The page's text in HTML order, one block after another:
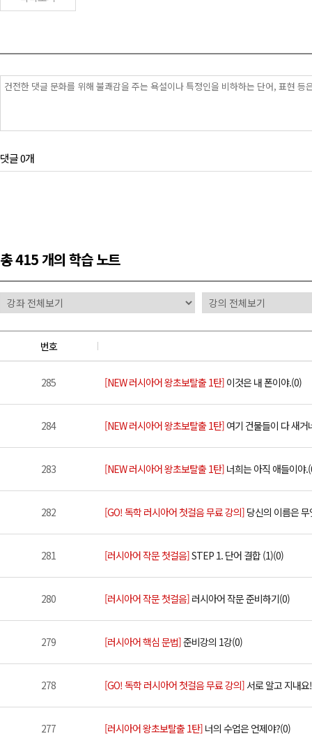
댓글 0개
총415 개의 학습 노트
번호
285 [NEW 러시아어 왕초보탈출 1탄] 이것은 내 폰이야.(0)
284 [NEW 러시아어 왕초보탈출 1탄] 여기 건물들이 다 새거
283 [NEW 러시아어 왕초보탈출 1탄] 너희는 아직 애들이야
282 [GO! 독학 러시아어 첫걸음 무료 강의] 당신의 이름은
281 [러시아어 작문 첫걸음]STEP 1. 단어 결합 (1)(0)
280 [러시아어 작문 첫걸음] 러시아어 작문 준비하기(0)
279 [러시아어 핵심 문법]준비강의 1강(0)
278 [GO! 독학 러시아어 첫걸음 무료 강의] 서로 알고 지내
277 [러시아어 왕초보탈출 1탄] 너의 수업은 언제야?(0)